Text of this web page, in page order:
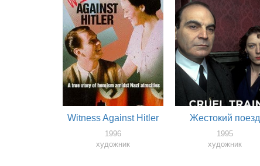
Witness Against Hitler
1996
художник
Жестокий поезд
1995
художник